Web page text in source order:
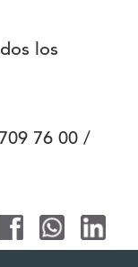
los
76 00 /